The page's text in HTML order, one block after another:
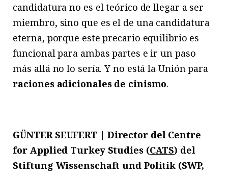
candidatura no es el teórico de llegar a ser
miembro, sino que es el de una candidatura
eterna, porque este precario equilibrio es
funcional para ambas partes e ir un paso
más allá no lo sería. Y no está la Unión para
raciones adicionales de cinismo.
GÜNTER SEUFERT | Director del Centre
for Applied Turkey Studies (CATS) del
Stiftung Wissenschaft und Politik (SWP,